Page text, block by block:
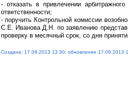
- отказать в привлечении
ответственности;
- поручить Контрольной комиссии
С.Е. Иванова Д.Н. по заявлению
проверку в месячный срок, со дня
Создана: 17.09.2013 13:30, обновление 17.09.2013